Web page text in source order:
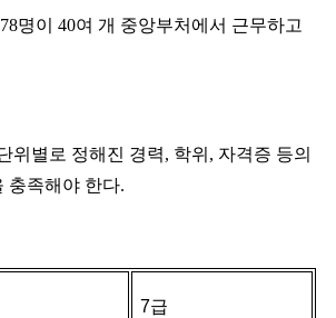
명이 40여 개 중앙부처에서 근무하고
위별로 정해진 경력, 학위 , 자격증 등의
충족해야 한다.
7급